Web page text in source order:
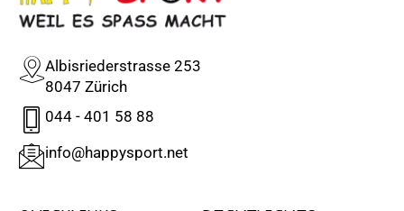
Albisriederstrasse 253
8047 Zürich
044 - 401 58 88
info@happysport.net